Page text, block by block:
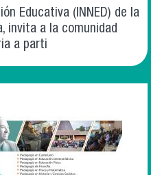
Educativa (INNED) de la
invita a la comunidad
a parti